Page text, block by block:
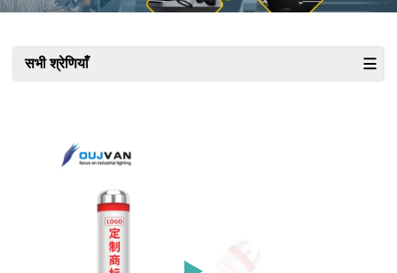
सभी श्रेणियाँ